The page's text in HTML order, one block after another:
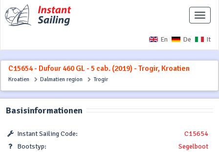
En De It
C15654 - Dufour 460 GL - 5 cab. (2019) - Trogir, Kroatien
Kroatien Dalmatien region Trogir
Basisinformationen
Instant Sailing Code:
C15654
Bootstyp:
Segelboot